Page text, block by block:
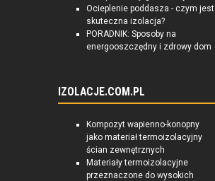
Ocieplenie poddasza - czym jest
skuteczna izolacja?
PORADNIK: Sposoby na
energooszczędny i zdrowy dom
IZOLACJE.COM.PL
Kompozyt wapienno-konopny
jako materiał termoizolacyjny
ścian zewnętrznych
Materiały termoizolacyjne
przeznaczone do wysokich